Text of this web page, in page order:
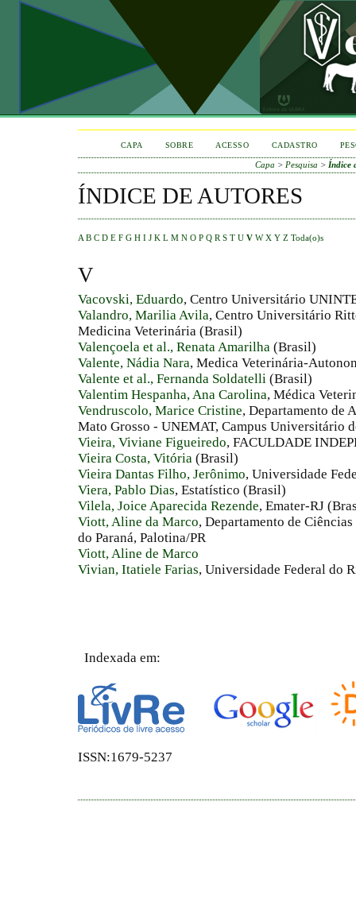
CAPA SOBRE ACESSO CADASTRO
Capa > Pesquisa > Índice
ÍNDICE DE AUTORES
A B C D E F G H I J K L M N O P Q R S T U V W X Y Z Toda(o)s
V
Vacovski, Eduardo, Centro Universitário
Valandro, Marilia Avila, Centro Universitário
Medicina Veterinária (Brasil)
Valençoela et al., Renata Amarilha (Brasil)
Valente, Nádia Nara, Medica Veterinária-
Valente et al., Fernanda Soldatelli (Brasil)
Valentim Hespanha, Ana Carolina, Médica
Vendruscolo, Marice Cristine, Departamento de
Mato Grosso - UNEMAT, Campus Universitário
Vieira, Viviane Figueiredo, FACULDADE
Vieira Costa, Vitória (Brasil)
Vieira Dantas Filho, Jerônimo, Universidade
Viera, Pablo Dias, Estatístico (Brasil)
Vilela, Joice Aparecida Rezende, Emater-RJ
Viott, Aline da Marco, Departamento de
do Paraná, Palotina/PR
Viott, Aline de Marco
Vivian, Itatiele Farias, Universidade Federal do
Indexada em:
ISSN:1679-5237